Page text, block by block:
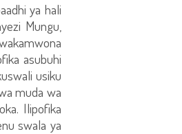
ya hali
Mungu,
asubuhi
usiku
muda wa
Ilipofika
swala ya